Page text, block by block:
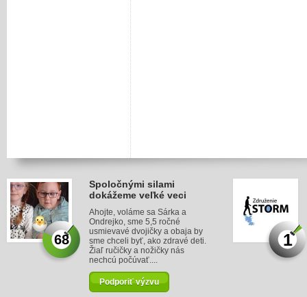
68
Spoločnými silami
dokážeme veľké veci
Ahojte, voláme sa Sárka a
Ondrejko, sme 5,5 ročné
usmievavé dvojičky a obaja by
sme chceli byť, ako zdravé deti.
Žiaľ ručičky a nožičky nás
nechcú počúvať....
Podporiť výzvu
1